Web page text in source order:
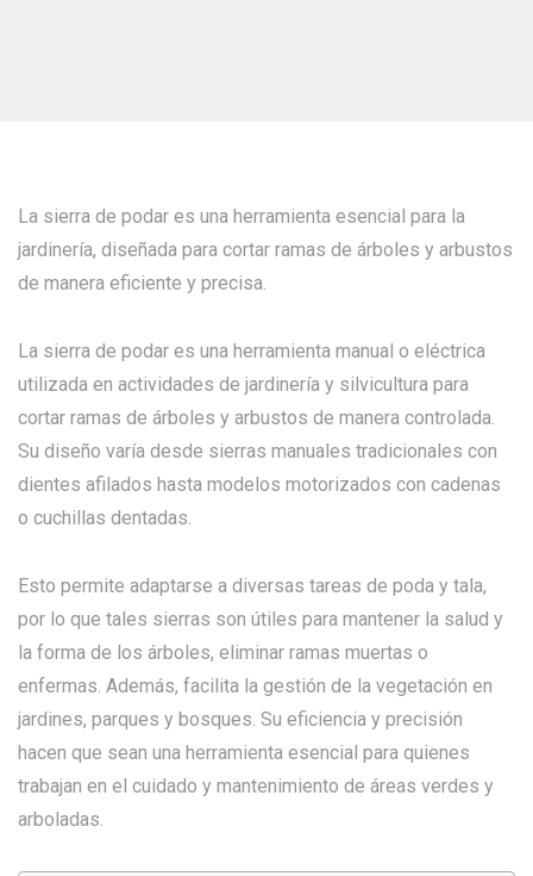
La sierra de podar es una herramienta esencial para la
jardinería, diseñada para cortar ramas de árboles y arbustos
de manera eficiente y precisa.
La sierra de podar es una herramienta manual o eléctrica
utilizada en actividades de jardinería y silvicultura para
cortar ramas de árboles y arbustos de manera controlada.
Su diseño varía desde sierras manuales tradicionales con
dientes afilados hasta modelos motorizados con cadenas
o cuchillas dentadas.
Esto permite adaptarse a diversas tareas de poda y tala,
por lo que tales sierras son útiles para mantener la salud y
la forma de los árboles, eliminar ramas muertas o
enfermas. Además, facilita la gestión de la vegetación en
jardines, parques y bosques. Su eficiencia y precisión
hacen que sean una herramienta esencial para quienes
trabajan en el cuidado y mantenimiento de áreas verdes y
arboladas.